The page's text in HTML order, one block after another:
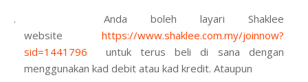
1.
Anda boleh layari Shaklee
website https://www.shaklee.com.my/joinnow?
sid=1441796 untuk terus beli di sana dengan
menggunakan kad debit atau kad kredit. Ataupun